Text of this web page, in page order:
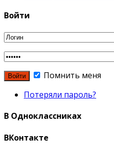
Войти
Помнить меня
Потеряли пароль?
В Одноклассниках
ВКонтакте